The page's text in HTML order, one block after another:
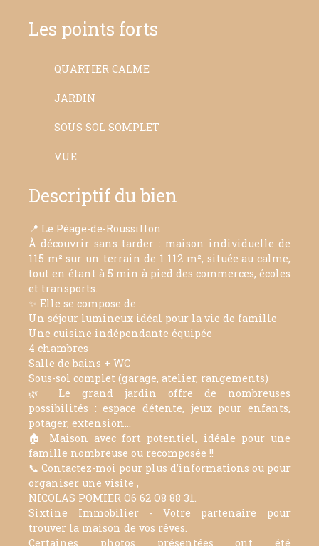
Les points forts
QUARTIER CALME
JARDIN
SOUS SOL SOMPLET
VUE
Descriptif du bien
📍 Le Péage-de-Roussillon
À découvrir sans tarder : maison individuelle de
115 m² sur un terrain de 1 112 m², située au calme,
tout en étant à 5 min à pied des commerces, écoles
et transports.
✨ Elle se compose de :
Un séjour lumineux idéal pour la vie de famille
Une cuisine indépendante équipée
4 chambres
Salle de bains + WC
Sous-sol complet (garage, atelier, rangements)
🌿 Le grand jardin offre de nombreuses
possibilités : espace détente, jeux pour enfants,
potager, extension…
🏠 Maison avec fort potentiel, idéale pour une
famille nombreuse ou recomposée !!
📞 Contactez-moi pour plus d’informations ou pour
organiser une visite ,
NICOLAS POMIER O6 62 O8 88 31.
Sixtine Immobilier - Votre partenaire pour
trouver la maison de vos rêves.
Certaines photos présentées ont été